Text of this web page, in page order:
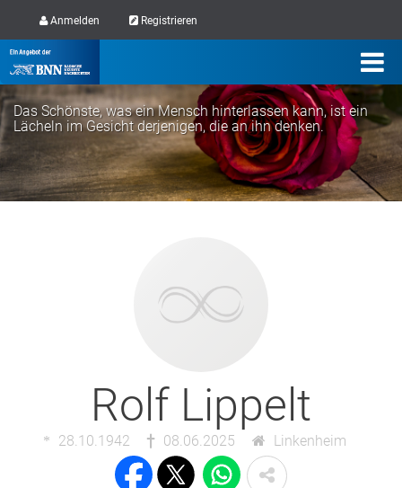
Anmelden Registrieren
Das Schönste, was ein Mensch hinterlassen kann, ist ein
Lächeln im Gesicht derjenigen, die an ihn denken.
Rolf Lippelt
28.10.1942 08.06.2025 Linkenheim